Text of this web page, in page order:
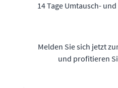
14 Tage Umtausch-
Melden Sie sich jetzt
und profitieren